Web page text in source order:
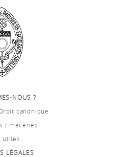
NOUS ?
canonique
/ mécènes
utiles
LÉGALES